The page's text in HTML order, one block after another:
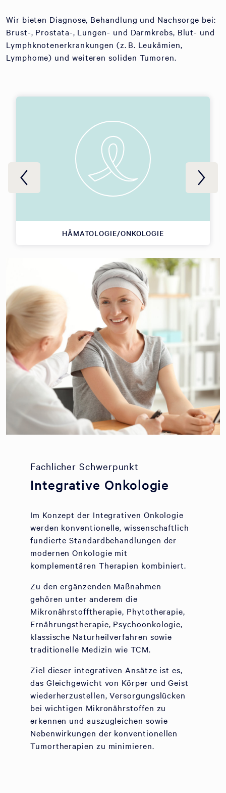
Wir bieten Diagnose, Behandlung und Nachsorge bei:
Brust-, Prostata-, Lungen- und Darmkrebs, Blut- und
Lymphknotenerkrankungen (z. B. Leukämien,
Lymphome) und weiteren soliden Tumoren.
HÄMATOLOGIE/ONKOLOGIE
Fachlicher Schwerpunkt
Integrative Onkologie
Im Konzept der Integrativen Onkologie
werden konventionelle, wissenschaftlich
fundierte Standardbehandlungen der
modernen Onkologie mit
komplementären Therapien kombiniert.
Zu den ergänzenden Maßnahmen
gehören unter anderem die
Mikronährstofftherapie, Phytotherapie,
Ernährungstherapie, Psychoonkologie,
klassische Naturheilverfahren sowie
traditionelle Medizin wie TCM.
Ziel dieser integrativen Ansätze ist es,
das Gleichgewicht von Körper und Geist
wiederherzustellen, Versorgungslücken
bei wichtigen Mikronährstoffen zu
erkennen und auszugleichen sowie
Nebenwirkungen der konventionellen
Tumortherapien zu minimieren.